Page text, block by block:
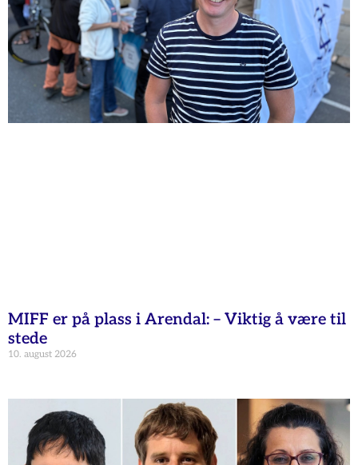
MIFF er på plass i Arendal: – Viktig å være til
stede
10. august 2026